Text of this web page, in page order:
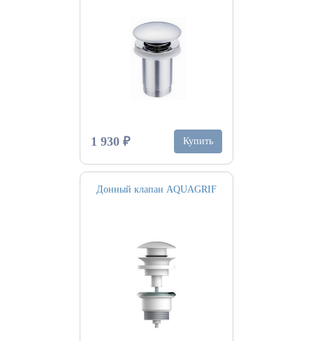
1 930 ₽ Купить
Донный клапан AQUAGRIF